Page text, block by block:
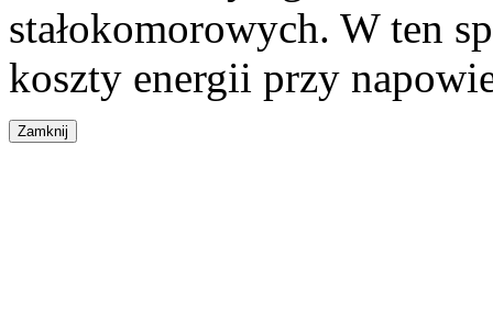
stałokomorowych. W ten
koszty energii przy
Zamknij